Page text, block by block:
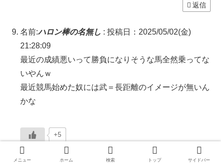
返信
名前:ハロン棒の名無し : 投稿日：2025/05/02(金)
21:28:09
最近の成績悪いって勝負になりそうな馬全然乗ってな
いやんｗ
最近競馬始めた奴には武＝長距離のイメージが無いん
かな
+5
返信
メニュー ホーム 検索 トップ サイドバー